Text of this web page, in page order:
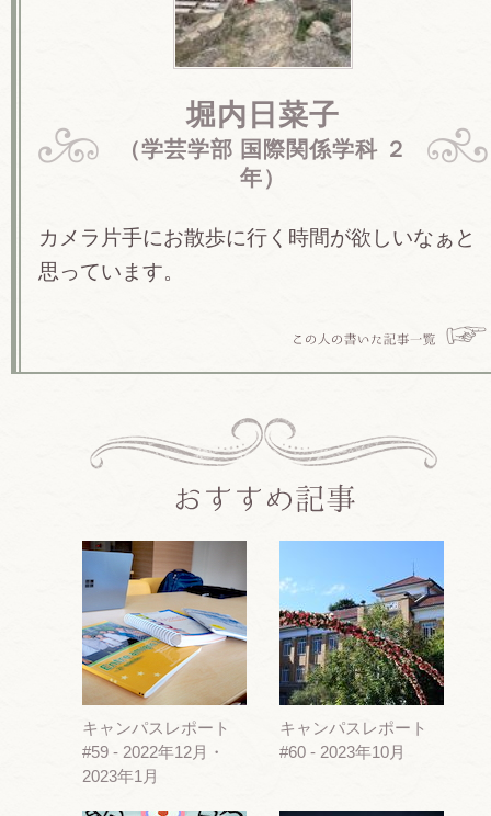
堀内日菜子
（学芸学部 国際関係学科 ２
年）
カメラ片手にお散歩に行く時間が欲しいなぁと
思っています。
キャンパスレポート
#59 - 2022年12月・
2023年1月
キャンパスレポート
#60 - 2023年10月